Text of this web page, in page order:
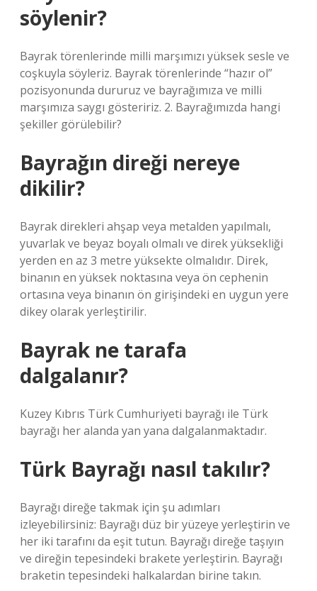
söylenir?
Bayrak törenlerinde milli marşımızı yüksek sesle ve
coşkuyla söyleriz. Bayrak törenlerinde “hazır ol”
pozisyonunda dururuz ve bayrağımıza ve milli
marşımıza saygı gösteririz. 2. Bayrağımızda hangi
şekiller görülebilir?
Bayrağın direği nereye
dikilir?
Bayrak direkleri ahşap veya metalden yapılmalı,
yuvarlak ve beyaz boyalı olmalı ve direk yüksekliği
yerden en az 3 metre yüksekte olmalıdır. Direk,
binanın en yüksek noktasına veya ön cephenin
ortasına veya binanın ön girişindeki en uygun yere
dikey olarak yerleştirilir.
Bayrak ne tarafa
dalgalanır?
Kuzey Kıbrıs Türk Cumhuriyeti bayrağı ile Türk
bayrağı her alanda yan yana dalgalanmaktadır.
Türk Bayrağı nasıl takılır?
Bayrağı direğe takmak için şu adımları
izleyebilirsiniz: Bayrağı düz bir yüzeye yerleştirin ve
her iki tarafını da eşit tutun. Bayrağı direğe taşıyın
ve direğin tepesindeki brakete yerleştirin. Bayrağı
braketin tepesindeki halkalardan birine takın.